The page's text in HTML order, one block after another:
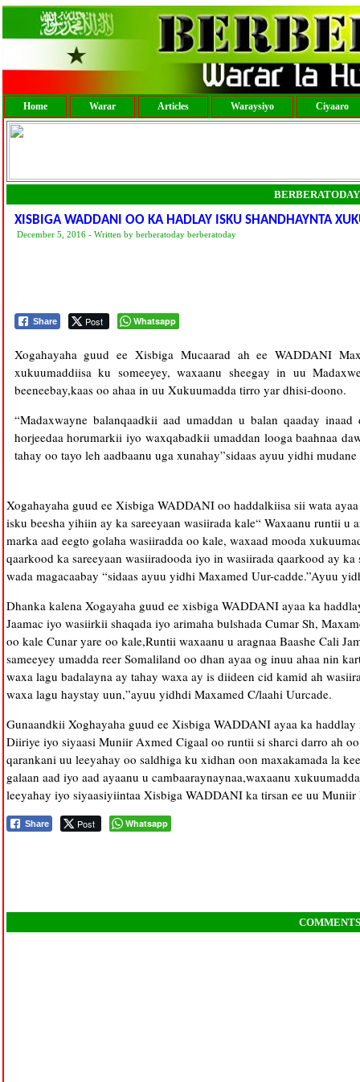
Home Warar Articles Waraysiyo Ciyaaro
XISBIGA WADDANI OO KA HADLAY ISKU SHANDHAYNTA
December 5, 2016 - Written by berberatoday berberatoday
Share Post Whatsapp
Xogahayaha guud ee Xisbiga Mucaarad ah ee WADDANI
xukuumaddiisa ku someeyey, waxaanu sheegay in uu
beeneebay,kaas oo ahaa in uu Xukuumadda tirro yar dhisi-doono.
“Madaxwayne balanqaadkii aad umaddan u balan qaaday
horjeedaa horumarkii iyo waxqabadkii umaddan looga baahnaa
tahay oo tayo leh aadbaanu uga xunahay”sidaas ayuu yidhi
Xogahayaha guud ee Xisbiga WADDANI oo haddalkiisa sii wata
isku beesha yihiin ay ka sareeyaan wasiirada kale“ Waxaanu runtii u
marka aad eegto golaha wasiiradda oo kale, waxaad mooda
qaarkood ka sareeyaan wasiiradooda iyo in wasiirada qaarkood ay
wada magacaabay “sidaas ayuu yidhi Maxamed Uur-cadde.”Ayuu
Dhanka kalena Xogayaha guud ee xisbiga WADDANI ayaa ka
Jaamac iyo wasiirkii shaqada iyo arimaha bulshada Cumar Sh,
oo kale Cunar yare oo kale,Runtii waxaanu u aragnaa Baashe Cali
sameeyey umadda reer Somaliland oo dhan ayaa og inuu ahaa nin
waxa lagu badalayna ay tahay waxa ay is diideen cid kamid ah
waxa lagu haystay uun,”ayuu yidhdi Maxamed C/laahi Uurcade.
Gunaandkii Xoghayaha guud ee Xisbiga WADDANI ayaa ka
Diiriye iyo siyaasi Muniir Axmed Cigaal oo runtii si sharci darro ah
qarankani uu leeyahay oo saldhiga ku xidhan oon maxakamada la
galaan aad iyo aad ayaanu u cambaaraynaynaa,waxaanu
leeyahay iyo siyaasiyiintaa Xisbiga WADDANI ka tirsan ee uu
Share Post Whatsapp
COMMENTS